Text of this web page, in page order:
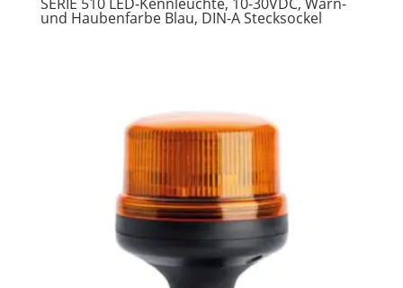
und Haubenfarbe Blau, DIN-A Stecksockel